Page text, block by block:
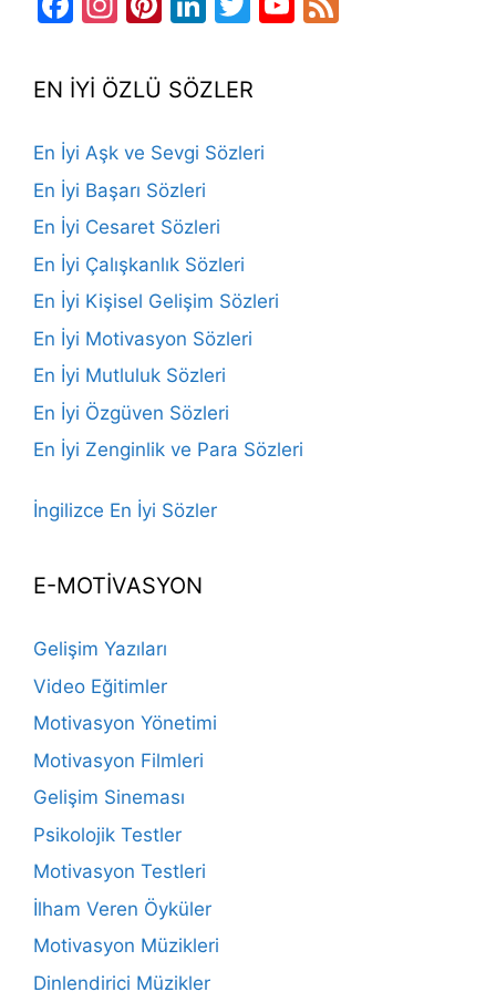
EN İYİ ÖZLÜ SÖZLER
En İyi Aşk ve Sevgi Sözleri
En İyi Başarı Sözleri
En İyi Cesaret Sözleri
En İyi Çalışkanlık Sözleri
En İyi Kişisel Gelişim Sözleri
En İyi Motivasyon Sözleri
En İyi Mutluluk Sözleri
En İyi Özgüven Sözleri
En İyi Zenginlik ve Para Sözleri
İngilizce En İyi Sözler
E-MOTİVASYON
Gelişim Yazıları
Video Eğitimler
Motivasyon Yönetimi
Motivasyon Filmleri
Gelişim Sineması
Psikolojik Testler
Motivasyon Testleri
İlham Veren Öyküler
Motivasyon Müzikleri
Dinlendirici Müzikler